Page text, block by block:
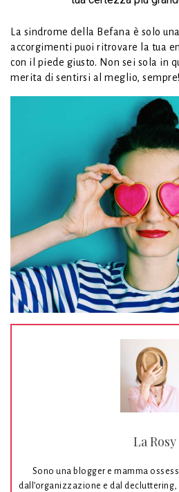
La sindrome della Befana è solo
accorgimenti puoi ritrovare la tua
con il piede giusto. Non sei sola in
merita di sentirsi al meglio, sempre!
La Rosy
Sono una blogger e mamma
dall’organizzazione e dal